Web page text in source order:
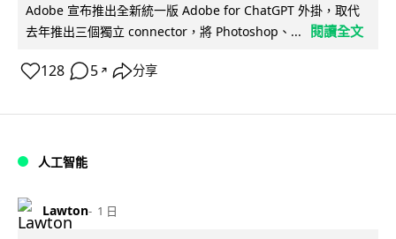
Adobe 宣布推出全新統一版 Adobe for ChatGPT 外掛，取代
去年推出三個獨立 connector，將 Photoshop、...
閱讀全文
128 5 ↗ 分享
人工智能
Lawton 1 日